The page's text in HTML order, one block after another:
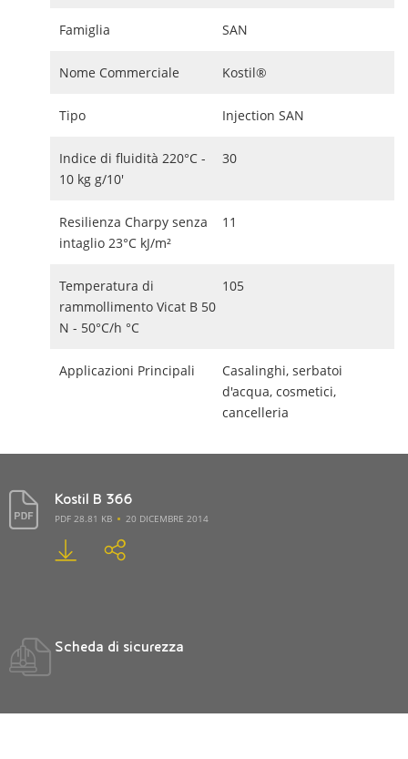
Famiglia SAN
Nome Commerciale Kostil®
Tipo Injection SAN
Indice di fluidità 220°C -
10 kg g/10'
30
Resilienza Charpy senza
intaglio 23°C kJ/m²
11
Temperatura di
rammollimento Vicat B 50
N - 50°C/h °C
105
Applicazioni Principali
Casalinghi, serbatoi
d'acqua, cosmetici,
cancelleria
Kostil B 366
PDF 28.81 KB 20 DICEMBRE 2014
Scheda di sicurezza